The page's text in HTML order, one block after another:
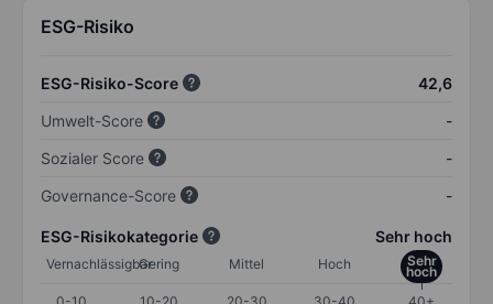
ESG-Risiko
ESG-Risiko-Score
42,6
Umwelt-Score
-
Sozialer Score
-
Governance-Score
-
ESG-Risikokategorie Sehr hoch
VernachlässigbarGering Mittel Hoch Sehr
hoch